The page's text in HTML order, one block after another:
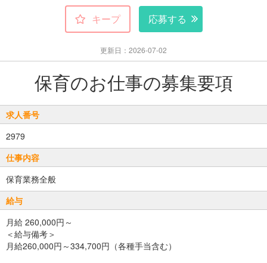
キープ 応募する
更新日：2026-07-02
保育のお仕事の募集要項
求人番号
2979
仕事内容
保育業務全般
給与
月給 260,000円～
＜給与備考＞
月給260,000円～334,700円（各種手当含む）